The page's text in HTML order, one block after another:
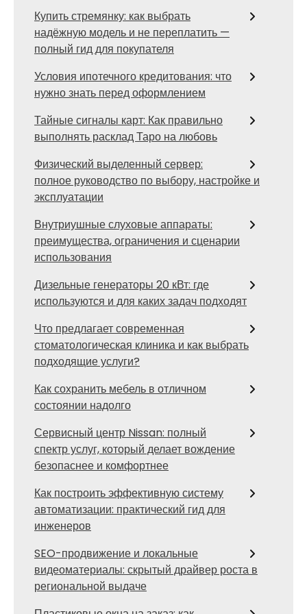
Купить стремянку: как выбрать
надёжную модель и не переплатить —
полный гид для покупателя
Условия ипотечного кредитования: что
нужно знать перед оформлением
Тайные сигналы карт: Как правильно
выполнять расклад Таро на любовь
Физический выделенный сервер:
полное руководство по выбору, настройке и
эксплуатации
Внутриушные слуховые аппараты:
преимущества, ограничения и сценарии
использования
Дизельные генераторы 20 кВт: где
используются и для каких задач подходят
Что предлагает современная
стоматологическая клиника и как выбрать
подходящие услуги?
Как сохранить мебель в отличном
состоянии надолго
Сервисный центр Nissan: полный
спектр услуг, который делает вождение
безопаснее и комфортнее
Как построить эффективную систему
автоматизации: практический гид для
инженеров
SEO-продвижение и локальные
видеоматериалы: скрытый драйвер роста в
региональной выдаче